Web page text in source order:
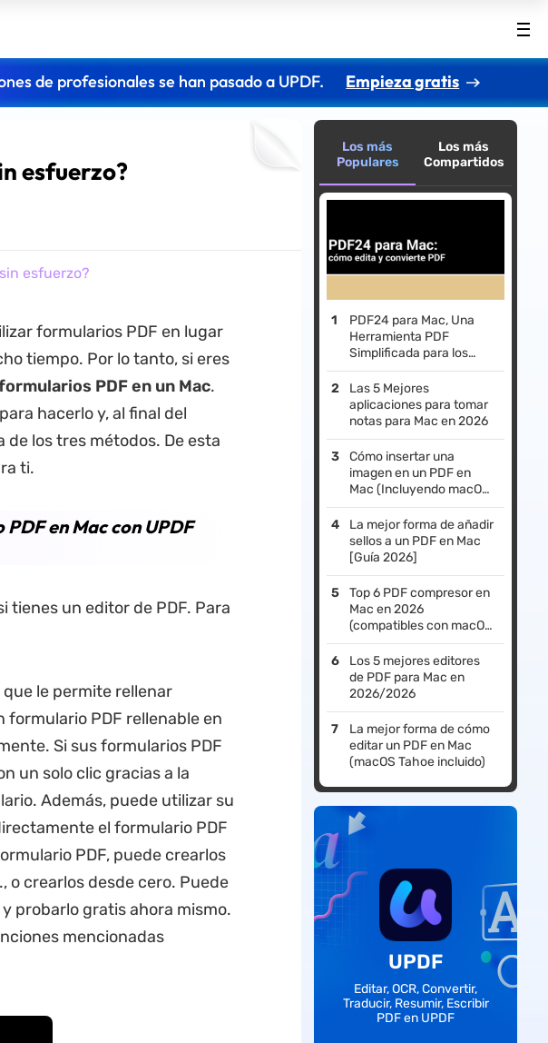
de profesionales se han pasado a UPDF. Empieza gratis
esfuerzo?
esfuerzo?
formularios PDF en lugar
tiempo. Por lo tanto, si eres
PDF en un Mac.
hacerlo y, al final del
los tres métodos. De esta
ti.
en Mac con UPDF
tienes un editor de PDF. Para
le permite rellenar
formulario PDF rellenable en
Si sus formularios PDF
un solo clic gracias a la
Además, puede utilizar su
el formulario PDF
PDF, puede crearlos
o crearlos desde cero. Puede
probarlo gratis ahora mismo.
mencionadas
Los más
Populares
Los más
Compartidos
PDF24 para Mac, Una
Herramienta PDF
Simplificada para los
Entusiastas de Mac
Las 5 Mejores
aplicaciones para tomar
notas para Mac en 2026
Cómo insertar una
imagen en un PDF en
Mac (Incluyendo macOS
Tahoe)
La mejor forma de añadir
sellos a un PDF en Mac
[Guía 2026]
Top 6 PDF compresor en
Mac en 2026
(compatibles con macOS
Tahoe)
Los 5 mejores editores
de PDF para Mac en
2026/2026
La mejor forma de cómo
editar un PDF en Mac
(macOS Tahoe incluido)
UPDF
Editar, OCR, Convertir,
Traducir, Resumir, Escribir
PDF en UPDF